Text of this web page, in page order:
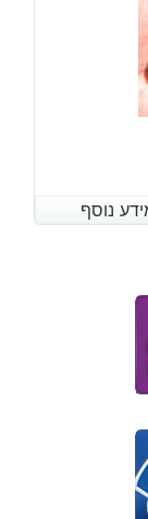
נוסף
נוסף